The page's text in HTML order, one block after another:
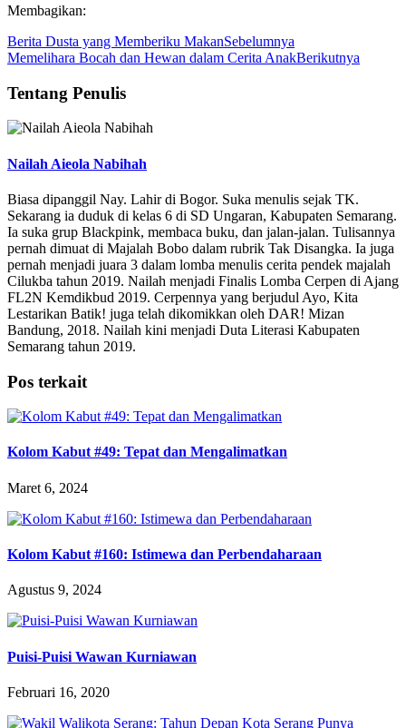
Membagikan:
Berita Dusta yang Memberiku MakanSebelumnya
Memelihara Bocah dan Hewan dalam Cerita AnakBerikutnya
Tentang Penulis
Nailah Aieola Nabihah
Biasa dipanggil Nay. Lahir di Bogor. Suka menulis sejak TK.
Sekarang ia duduk di kelas 6 di SD Ungaran, Kabupaten Semarang.
Ia suka grup Blackpink, membaca buku, dan jalan-jalan. Tulisannya
pernah dimuat di Majalah Bobo dalam rubrik Tak Disangka. Ia juga
pernah menjadi juara 3 dalam lomba menulis cerita pendek majalah
Cilukba tahun 2019. Nailah menjadi Finalis Lomba Cerpen di Ajang
FL2N Kemdikbud 2019. Cerpennya yang berjudul Ayo, Kita
Lestarikan Batik! juga telah dikomikkan oleh DAR! Mizan
Bandung, 2018. Nailah kini menjadi Duta Literasi Kabupaten
Semarang tahun 2019.
Pos terkait
Kolom Kabut #49: Tepat dan Mengalimatkan
Maret 6, 2024
Kolom Kabut #160: Istimewa dan Perbendaharaan
Agustus 9, 2024
Puisi-Puisi Wawan Kurniawan
Februari 16, 2020